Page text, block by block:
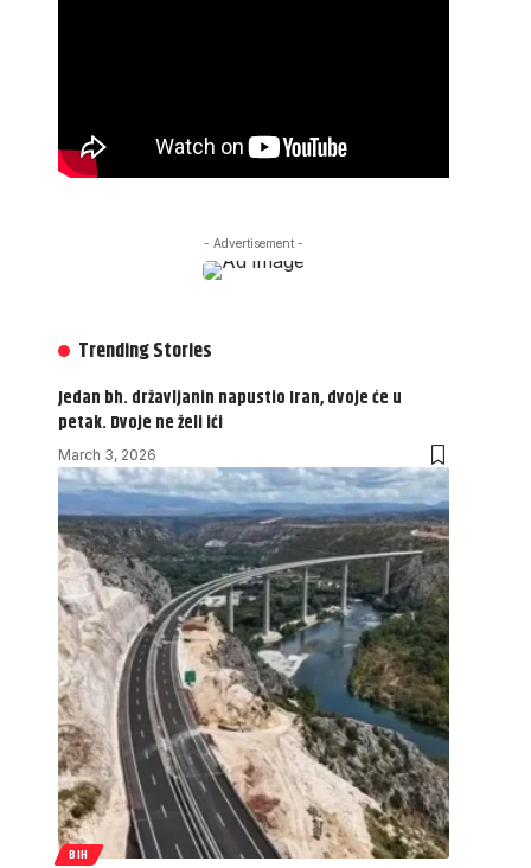
- Advertisement -
Trending Stories
Jedan bh. državljanin napustio Iran, dvoje će u
petak. Dvoje ne želi ići
March 3, 2026
BIH